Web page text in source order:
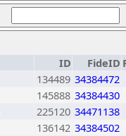
ID FideID
134489 34384472
145888 34384430
225120 34471138
136142 34384502